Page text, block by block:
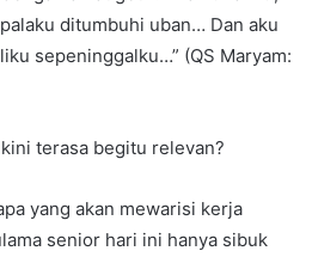
ditumbuhi uban… Dan aku
sepeninggalku…” (QS Maryam:
terasa begitu relevan?
yang akan mewarisi kerja
senior hari ini hanya sibuk